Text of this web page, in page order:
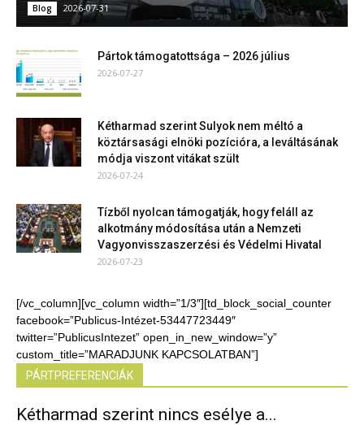
Blog 2026-07-31
Pártok támogatottsága – 2026 július
2026-07-27
Kétharmad szerint Sulyok nem méltó a
köztársasági elnöki pozícióra, a leváltásának
módja viszont vitákat szült
2026-07-24
Tízből nyolcan támogatják, hogy feláll az
alkotmány módosítása után a Nemzeti
Vagyonvisszaszerzési és Védelmi Hivatal
2026-07-23
[/vc_column][vc_column width=”1/3″][td_block_social_counter
facebook=”Publicus-Intézet-53447723449″
twitter=”PublicusIntezet” open_in_new_window=”y”
custom_title=”MARADJUNK KAPCSOLATBAN”]
PÁRTPREFERENCIÁK
Kétharmad szerint nincs esélye a...